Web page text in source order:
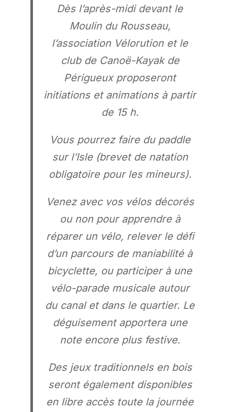
Dès l’après-midi devant le
Moulin du Rousseau,
l’association Vélorution et le
club de Canoë-Kayak de
Périgueux proposeront
initiations et animations à partir
de 15 h.
Vous pourrez faire du paddle
sur l’Isle (brevet de natation
obligatoire pour les mineurs).
Venez avec vos vélos décorés
ou non pour apprendre à
réparer un vélo, relever le défi
d’un parcours de maniabilité à
bicyclette, ou participer à une
vélo-parade musicale autour
du canal et dans le quartier. Le
déguisement apportera une
note encore plus festive.
Des jeux traditionnels en bois
seront également disponibles
en libre accès toute la journée